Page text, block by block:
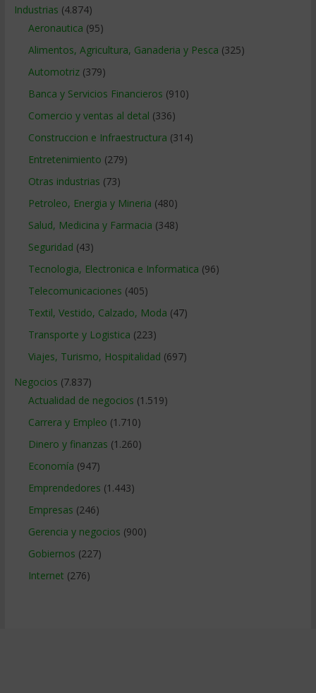
Industrias (4.874)
Aeronautica (95)
Alimentos, Agricultura, Ganaderia y Pesca (325)
Automotriz(379)
Banca y Servicios Financieros (910)
Comercio y ventas al detal (336)
Construccion e Infraestructura (314)
Entretenimiento (279)
Otras industrias (73)
Petroleo, Energia y Mineria (480)
Salud, Medicina y Farmacia (348)
Seguridad (43)
Tecnologia, Electronica e Informatica (96)
Telecomunicaciones (405)
Textil, Vestido, Calzado, Moda (47)
Transporte y Logistica (223)
Viajes, Turismo, Hospitalidad (697)
Negocios (7.837)
Actualidad de negocios (1.519)
Carrera y Empleo (1.710)
Dinero y finanzas (1.260)
Economía (947)
Emprendedores (1.443)
Empresas (246)
Gerencia y negocios (900)
Gobiernos (227)
Internet (276)